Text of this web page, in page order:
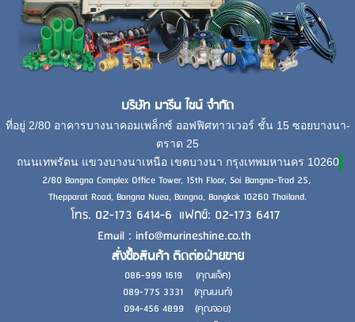
บริษัท มารีน ไชน์ จำกัด
ที่อยู่ 2/80 อาคารบางนาคอมเพล็กซ์ ออฟฟิศทาวเวอร์ ชั้น 15 ซอยบางนา-
ตราด 25
ถนนเทพรัตน แขวงบางนาเหนือ เขตบางนา กรุงเทพมหานคร 10260
2/80 Bangna Complex Office Tower, 15th Floor, Soi Bangna-Trad 25,
Thepparat Road, Bangna Nuea, Bangna, Bangkok 10260 Thailand.
โทร. 02-173 6414-6 แฟกซ์: 02-173 6417
Email : info@marineshine.co.th
สั่งซื้อสินค้า ติดต่อฝ่ายขาย
086-999 1619 (คุณแจ็ค)
089-775 3331 (คุณนนท์)
094-456 4899 (คุณจอย)